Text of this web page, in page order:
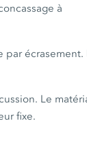
à
par écrasement.
Le
fixe.